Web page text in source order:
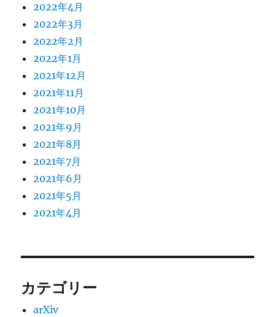
2022年4月
2022年3月
2022年2月
2022年1月
2021年12月
2021年11月
2021年10月
2021年9月
2021年8月
2021年7月
2021年6月
2021年5月
2021年4月
カテゴリー
arXiv